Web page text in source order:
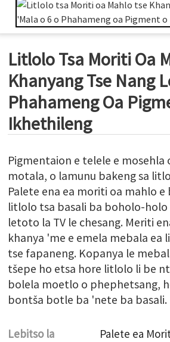
Litlolo Tsa Moriti Oa
Khanyang Tse Nang
Phahameng Oa
Ikhethileng
Pigmentaion e telele e mosehla
motala, o lamunu bakeng sa
Palete ena ea moriti oa mahlo e
litlolo tsa basali ba boholo-holo
letoto la TV le chesang. Meriti
khanya 'me e emela mebala ea
tse fapaneng. Kopanya le
tšepe ho etsa hore litlolo li be
bolela moetlo o phephetsang,
bontša botle ba 'nete ba basali.
Lebitso la
Palete ea